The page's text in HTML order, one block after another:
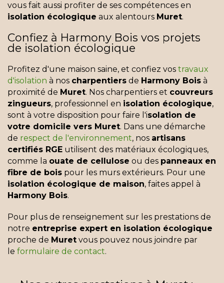
vous fait aussi profiter de ses compétences en
isolation écologique aux alentours Muret.
Confiez à Harmony Bois vos projets
de isolation écologique
Profitez d'une maison saine, et confiez vos travaux
d'isolation à nos charpentiers de Harmony Bois à
proximité de Muret. Nos charpentiers et couvreurs
zingueurs, professionnel en isolation écologique,
sont à votre disposition pour faire l'isolation de
votre domicile vers Muret. Dans une démarche
de respect de l'environnement, nos artisans
certifiés RGE utilisent des matériaux écologiques,
comme la ouate de cellulose ou des panneaux en
fibre de bois pour les murs extérieurs. Pour une
isolation écologique de maison, faites appel à
Harmony Bois.
Pour plus de renseignement sur les prestations de
notre entreprise expert en isolation écologique
proche de Muret vous pouvez nous joindre par
le formulaire de contact.